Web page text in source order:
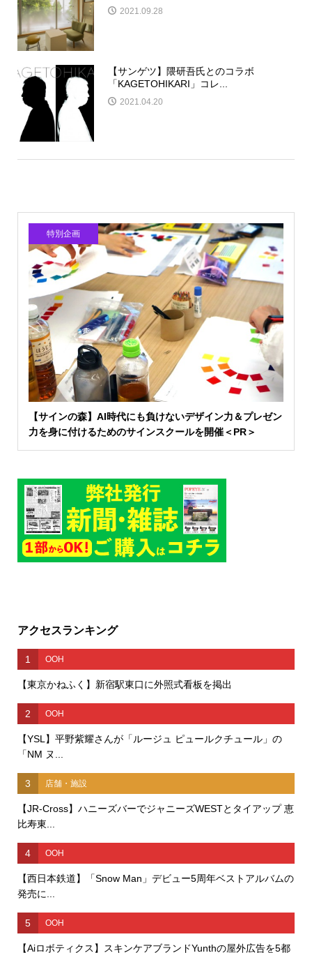
2021.09.28
【サンゲツ】隈研吾氏とのコラボ
「KAGETOHIKARI」コレ...
2021.04.20
特別企画
【サインの森】AI時代にも負けないデザイン力＆プレゼン
力を身に付けるためのサインスクールを開催＜PR＞
アクセスランキング
1 OOH
【東京かねふく】新宿駅東口に外照式看板を掲出
2 OOH
【YSL】平野紫耀さんが「ルージュ ピュールクチュール」の
「NM ヌ...
3 店舗・施設
【JR-Cross】ハニーズバーでジャニーズWESTとタイアップ 恵
比寿東...
4 OOH
【西日本鉄道】「Snow Man」デビュー5周年ベストアルバムの
発売に...
5 OOH
【Aiロボティクス】スキンケアブランドYunthの屋外広告を5都